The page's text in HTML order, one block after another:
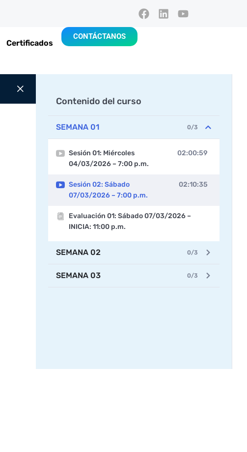
Certificados
CONTÁCTANOS
Contenido del curso
SEMANA 01 0/3
Sesión 01: Miércoles
04/03/2026 – 7:00 p.m.
02:00:59
Sesión 02: Sábado
07/03/2026 – 7:00 p.m.
02:10:35
Evaluación 01: Sábado 07/03/2026 –
INICIA: 11:00 p.m.
SEMANA 02 0/3
SEMANA 03 0/3